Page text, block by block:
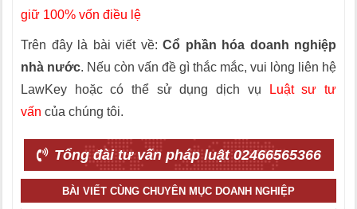
giữ 100% vốn điều lệ
Trên đây là bài viết về: Cổ phần hóa doanh nghiệp
nhà nước. Nếu còn vấn đề gì thắc mắc, vui lòng liên hệ
LawKey hoặc có thể sử dụng dịch vụ
Luật sư tư
vấn của chúng tôi.
Tổng đài tư vấn pháp luật 02466565366
BÀI VIẾT CÙNG CHUYÊN MỤC DOANH NGHIỆP